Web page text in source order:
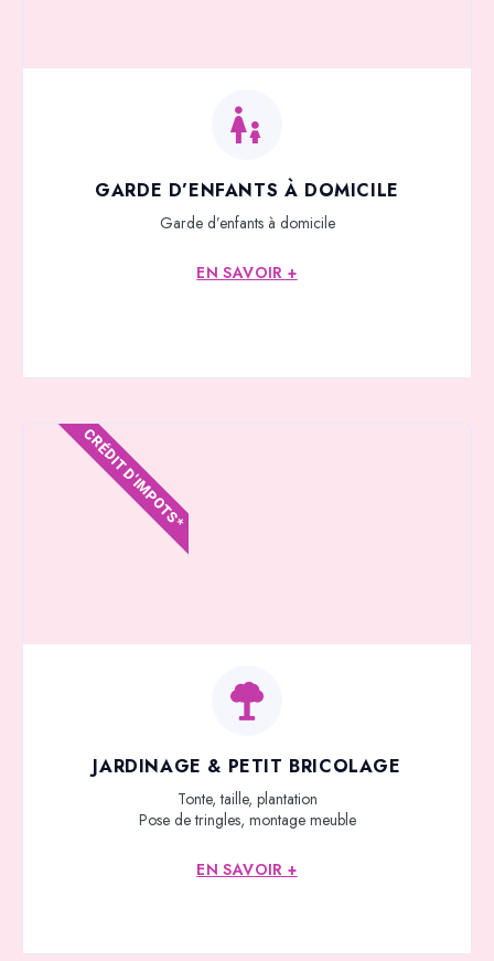
GARDE D’ENFANTS À DOMICILE
Garde d’enfants à domicile
EN SAVOIR +
JARDINAGE & PETIT BRICOLAGE
Tonte, taille, plantation
Pose de tringles, montage meuble
EN SAVOIR +
CRÉDIT D'IMPOTS*